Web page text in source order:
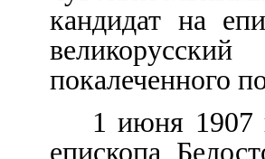
кандидат на
покалеченного
1 июня 1907
епископа